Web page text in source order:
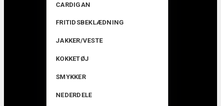
CARDIGAN
FRITIDSBEKLÆDNING
JAKKER/VESTE
KOKKETØJ
SMYKKER
NEDERDELE